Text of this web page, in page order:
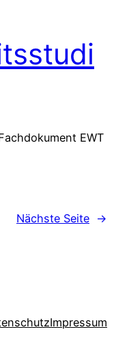
EWT
Nächste Seite →
Impressum